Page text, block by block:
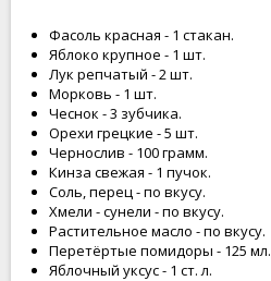
Фасоль красная - 1 стакан.
Яблоко крупное - 1 шт.
Лук репчатый - 2 шт.
Морковь - 1 шт.
Чеснок - 3 зубчика.
Орехи грецкие - 5 шт.
Чернослив - 100 грамм.
Кинза свежая - 1 пучок.
Соль, перец - по вкусу.
Хмели - сунели - по вкусу.
Растительное масло - по вкусу.
Перетёртые помидоры - 125 мл.
Яблочный уксус - 1 ст. л.